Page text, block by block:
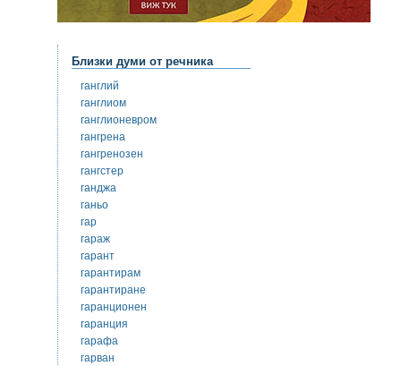
Близки думи от речника
ганглий
ганглиом
ганглионевром
гангрена
гангренозен
гангстер
ганджа
ганьо
гар
гараж
гарант
гарантирам
гарантиране
гаранционен
гаранция
гарафа
гарван